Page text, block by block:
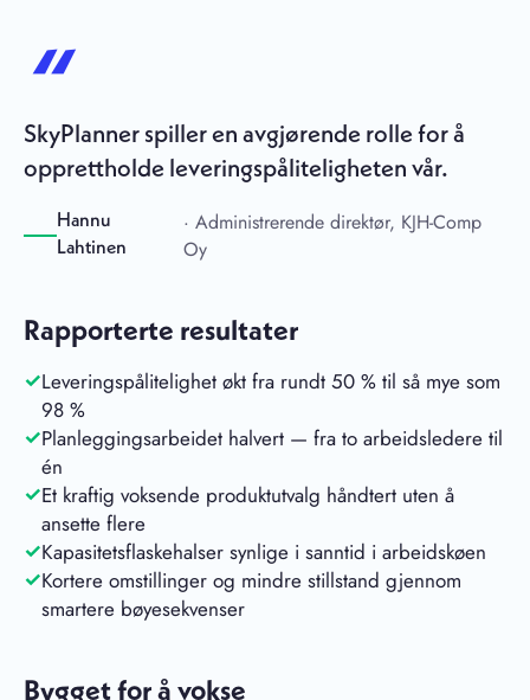
SkyPlanner spiller en avgjørende rolle for å
opprettholde leveringspåliteligheten vår.
Hannu
Lahtinen
· Administrerende direktør, KJH-Comp
Oy
Rapporterte resultater
Leveringspålitelighet økt fra rundt 50 % til så mye som
98 %
Planleggingsarbeidet halvert — fra to arbeidsledere til
én
Et kraftig voksende produktutvalg håndtert uten å
ansette flere
Kapasitetsflaskehalser synlige i sanntid i arbeidskøen
Kortere omstillinger og mindre stillstand gjennom
smartere bøyesekvenser
Bygget for å vokse